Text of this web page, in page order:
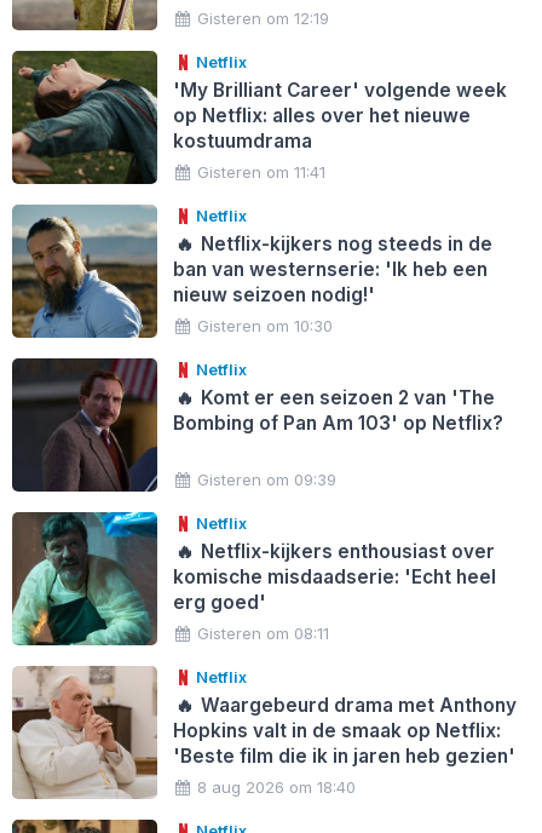
Gisteren om 12:19
Netflix
'My Brilliant Career' volgende week
op Netflix: alles over het nieuwe
kostuumdrama
Gisteren om 11:41
Netflix
🔥 Netflix-kijkers nog steeds in de
ban van westernserie: 'Ik heb een
nieuw seizoen nodig!'
Gisteren om 10:30
Netflix
🔥 Komt er een seizoen 2 van 'The
Bombing of Pan Am 103' op Netflix?
Gisteren om 09:39
Netflix
🔥 Netflix-kijkers enthousiast over
komische misdaadserie: 'Echt heel
erg goed'
Gisteren om 08:11
Netflix
🔥 Waargebeurd drama met Anthony
Hopkins valt in de smaak op Netflix:
'Beste film die ik in jaren heb gezien'
8 aug 2026 om 18:40